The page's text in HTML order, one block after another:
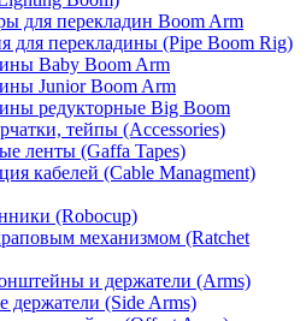
для перекладин Boom Arm
для перекладины (Pipe Boom Rig)
Baby Boom Arm
Junior Boom Arm
редукторные Big Boom
тейпы (Accessories)
ленты (Gaffa Tapes)
кабелей (Cable Managment)
(Robocup)
механизмом (Ratchet
и держатели (Arms)
держатели (Side Arms)